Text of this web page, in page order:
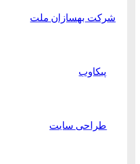
شرکت بهسازان ملت
پیکاوب
طراحی سایت